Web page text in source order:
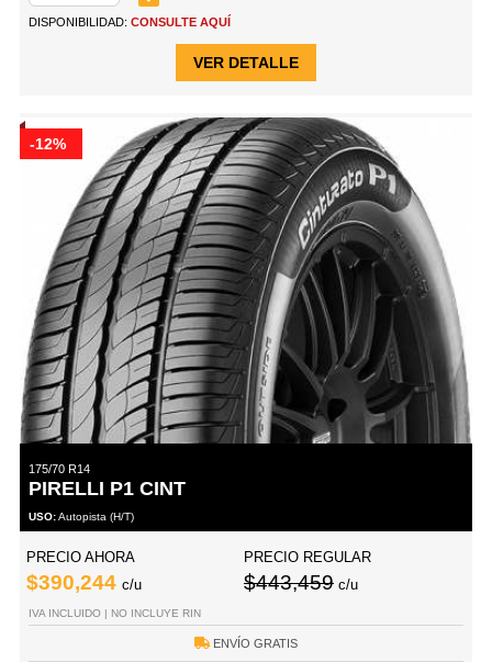
DISPONIBILIDAD: CONSULTE AQUÍ
VER DETALLE
-12%
175/70 R14
PIRELLI P1 CINT
USO:Autopista (H/T)
PRECIO AHORA
$390,244 c/u
PRECIO REGULAR
$443,459 c/u
IVA INCLUIDO | NO INCLUYE RIN
ENVÍO GRATIS